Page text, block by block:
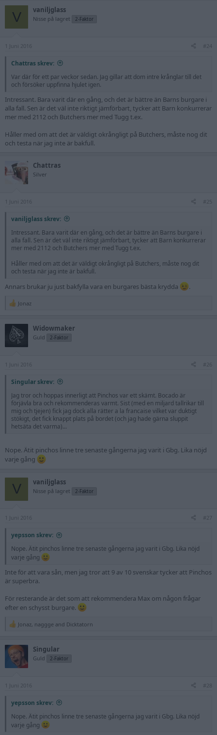
V vaniljglass
Nisse på lagret 2-Faktor
1 Juni 2016 #24
Chattras skrev:
Var där för ett par veckor sedan. Jag gillar att dom intre krånglar till det
och försöker uppfinna hjulet igen.
Intressant. Bara varit där en gång, och det är bättre än Barns burgare i
alla fall. Sen är det väl inte riktigt jämförbart, tycker att Barn konkurrerar
mer med 2112 och Butchers mer med Tugg t.ex.
Håller med om att det är väldigt okrångligt på Butchers, måste nog dit
och testa när jag inte är bakfull.
Chattras
Silver
1 Juni 2016 #25
vaniljglass skrev:
Intressant. Bara varit där en gång, och det är bättre än Barns burgare i
alla fall. Sen är det väl inte riktigt jämförbart, tycker att Barn konkurrerar
mer med 2112 och Butchers mer med Tugg t.ex.
Håller med om att det är väldigt okrångligt på Butchers, måste nog dit
och testa när jag inte är bakfull.
Annars brukar ju just bakfylla vara en burgares bästa krydda .
R
t
s
Jonaz
Widowmaker
Guld 2-Faktor
1 Juni 2016 #26
Singular skrev:
Jag tror och hoppas innerligt att Pinchos var ett skämt. Bocado är
förjävla bra och rekommenderas varmt. Sist (med en miljard tallrikar till
mig och tjejen) fick jag dock alla rätter a la francaise vilket var duktigt
stökigt, det fick knappt plats på bordet (och jag hade gärna sluppit
hetsäta det varma)...
Nope. Ätit pinchos linne tre senaste gångerna jag varit i Gbg. Lika nöjd
varje gång
V vaniljglass
Nisse på lagret 2-Faktor
1 Juni 2016 #27
yepsson skrev:
Nope. Ätit pinchos linne tre senaste gångerna jag varit i Gbg. Lika nöjd
varje gång
Inte för att vara sån, men jag tror att 9 av 10 svenskar tycker att Pinchos
är superbra.
För resterande är det som att rekommendera Max om någon frågar
efter en schysst burgare.
R
c
t
o
s
Jonaz, naggge and Dicktatorn
Singular
Guld 2-Faktor
1 Juni 2016 #28
yepsson skrev:
Nope. Ätit pinchos linne tre senaste gångerna jag varit i Gbg. Lika nöjd
varje gång